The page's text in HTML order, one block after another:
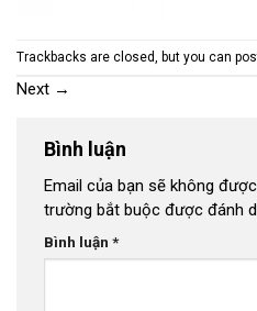
Trackbacks are closed, but you can
Next →
Bình luận
Email của bạn sẽ không
trường bắt buộc được đánh
Bình luận *